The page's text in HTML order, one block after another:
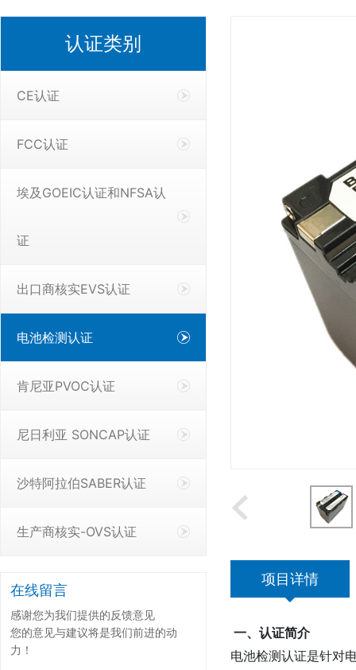
认证类别
CE认证
FCC认证
埃及GOEIC认证和NFSA认
证
出口商核实EVS认证
电池检测认证
肯尼亚PVOC认证
尼日利亚 SONCAP认证
沙特阿拉伯SABER认证
生产商核实-OVS认证
在线留言
感谢您为我们提供的反馈意见
您的意见与建议将是我们前进的动
力！
项目详情
一、认证简介
电池检测认证是针对